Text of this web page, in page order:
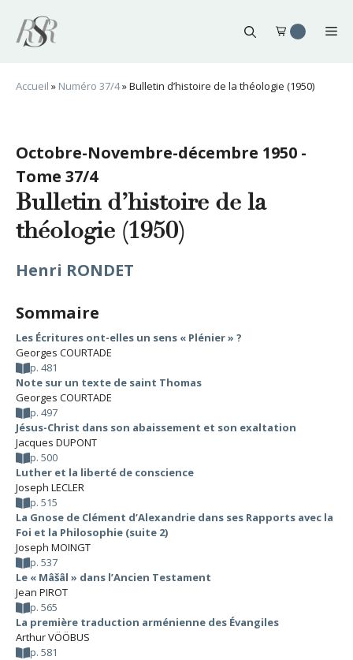
contenu
Accueil » Numéro 37/4»Bulletin d’histoire de la théologie (1950)
Octobre-Novembre-décembre 1950 -
Tome 37/4
Bulletin d’histoire de la
théologie (1950)
Henri RONDET
Sommaire
Les Écritures ont-elles un sens « Plénier » ?
Georges COURTADE
p. 481
Note sur un texte de saint Thomas
Georges COURTADE
p. 497
Jésus-Christ dans son abaissement et son exaltation
Jacques DUPONT
p. 500
Luther et la liberté de conscience
Joseph LECLER
p. 515
La Gnose de Clément d’Alexandrie dans ses Rapports avec la
Foi et la Philosophie (suite 2)
Joseph MOINGT
p. 537
Le « Mâšâl » dans l’Ancien Testament
Jean PIROT
p. 565
La première traduction arménienne des Évangiles
Arthur VÖÖBUS
p. 581